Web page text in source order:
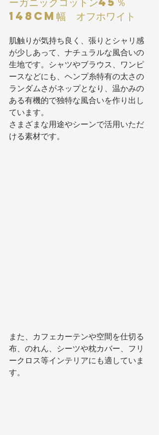
148cm幅  オフホワイト
肌触りが気持ち良く、張りとシャリ感
が少しあって、ナチュラルな風合いの
生地です。シャツやブラウス、ワンピ
ースなどにも、ヘンプ糸特有の太さの
ランダムさがネップとなり、温かみの
ある有機的で独特な風合いを作り出し
ています。
さまざまな用途やシーンで活用いただ
ける素材です。
また、カフェカーテンや空間を仕切る
布、のれん、シーツや枕カバー、フリ
ークロス等インテリアにも適していま
す。